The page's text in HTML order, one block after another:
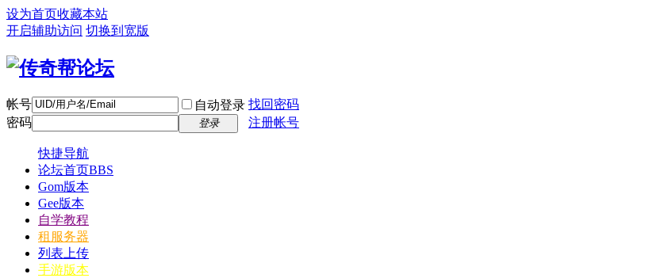
设为首页收藏本站
开启辅助访问 切换到宽版
帐号 自动登录 找回密码
密码
登录 注册帐号
快捷导航
论坛首页BBS
Gom版本
Gee版本
自学教程
租服务器
列表上传
手游版本